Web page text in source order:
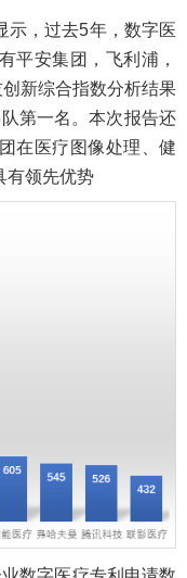
示，过去5年，数字医
平安集团，飞利浦，
新综合指数分析结果
第一名。本次报告还
在医疗图像处理、健
有领先优势